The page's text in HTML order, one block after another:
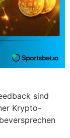
sind
Krypto-